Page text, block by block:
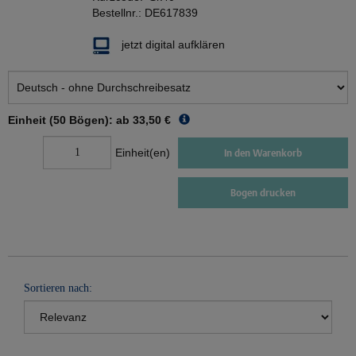
Bestellnr.: DE617839
jetzt digital aufklären
Einheit (50 Bögen): ab 33,50 €
Einheit(en) In den Warenkorb
Bogen drucken
Sortieren nach: